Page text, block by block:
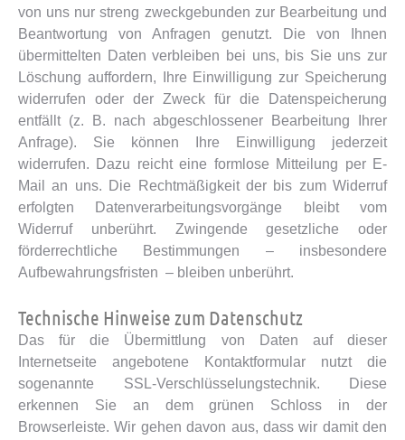
von uns nur streng zweckgebunden zur Bearbeitung und
Beantwortung von Anfragen genutzt. Die von Ihnen
übermittelten Daten verbleiben bei uns, bis Sie uns zur
Löschung auffordern, Ihre Einwilligung zur Speicherung
widerrufen oder der Zweck für die Datenspeicherung
entfällt (z. B. nach abgeschlossener Bearbeitung Ihrer
Anfrage). Sie können Ihre Einwilligung jederzeit
widerrufen. Dazu reicht eine formlose Mitteilung per E-
Mail an uns. Die Rechtmäßigkeit der bis zum Widerruf
erfolgten Datenverarbeitungsvorgänge bleibt vom
Widerruf unberührt. Zwingende gesetzliche oder
förderrechtliche Bestimmungen – insbesondere
Aufbewahrungsfristen – bleiben unberührt.
Technische Hinweise zum Datenschutz
Das für die Übermittlung von Daten auf dieser
Internetseite angebotene Kontaktformular nutzt die
sogenannte SSL-Verschlüsselungstechnik. Diese
erkennen Sie an dem grünen Schloss in der
Browserleiste. Wir gehen davon aus, dass wir damit den